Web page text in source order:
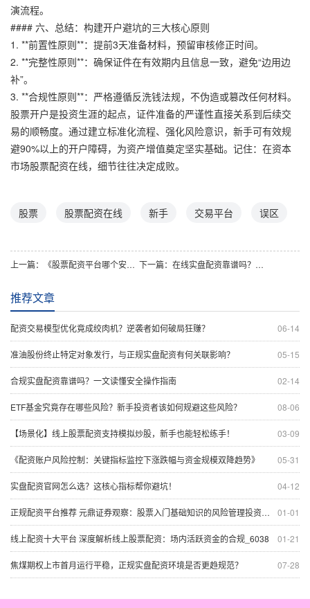
演流程。
#### 六、总结：构建开户避坑的三大核心原则
1. **前置性原则**：提前3天准备材料，预留审核修正时间。
2. **完整性原则**：确保证件在有效期内且信息一致，避免“边用边
补”。
3. **合规性原则**：严格遵循反洗钱法规，不伪造或篡改任何材料。
股票开户是投资生涯的起点，证件准备的严谨性直接关系到后续交
易的顺畅度。通过建立标准化流程、强化风险意识，新手可有效规
避90%以上的开户障碍，为资产增值奠定坚实基础。记住：在资本
市场股票配资在线，细节往往决定成败。
股票 股票配资在线 新手 交易平台 误区
上一篇： 《股票配资平台哪个安全？多维度数据对比揭秘安全平台特征》 下一篇： 在线实盘配资靠谱吗？专业解析助你明辨方向
推荐文章
06-14
配资交易模型优化竟成绞肉机？逆袭者如何破局狂赚？
05-15
准油股份终止特定对象发行，与正规实盘配资有何关联影响？
02-14
合规实盘配资靠谱吗？一文读懂安全操作指南
08-06
ETF基金究竟存在哪些风险？新手投资者该如何规避这些风险？
03-09
【场景化】线上股票配资支持模拟炒股，新手也能轻松练手！
05-31
《配资账户风险控制：关键指标监控下涨跌幅与资金规模双降趋势》
04-12
实盘配资官网怎么选？这核心指标帮你避坑！
01-01
正规配资平台推荐 元鼎证券观察：股票入门基础知识的风险管理投资风险控制
01-21
线上配资十大平台 深度解析线上股票配资：场内活跃资金的合规_6038
07-28
焦煤期权上市首月运行平稳，正规实盘配资环境是否更趋规范？